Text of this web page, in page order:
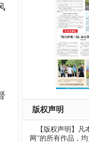
版权声明
【版权声明】凡
网”的所有作品，